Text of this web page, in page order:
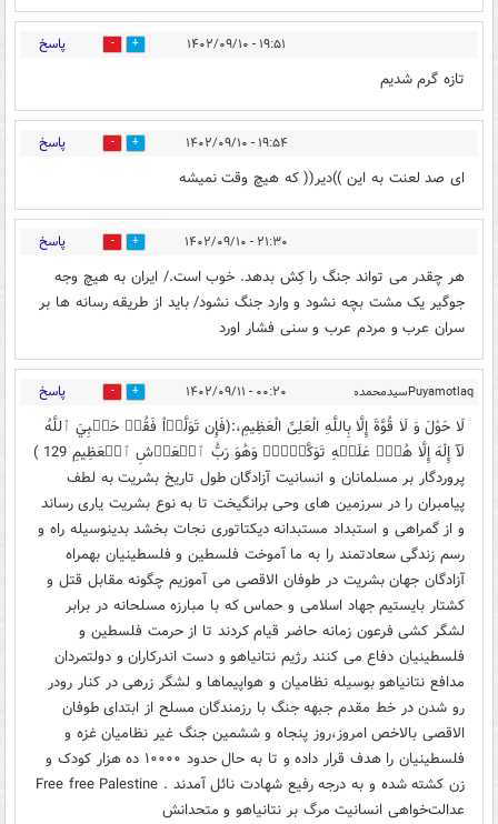
۱۹:۵۱ - ۱۴۰۲/۰۹/۱۰ 0 پاسخ
تازه گرم شدیم
۱۹:۵۴ - ۱۴۰۲/۰۹/۱۰ 0 پاسخ
ای صد لعنت به این ))دیر(( که هیچ وقت نمیشه
۲۱:۳۰ - ۱۴۰۲/۰۹/۱۰ 0 پاسخ
هر چقدر می تواند جنگ را کِش بدهد. خوب است./ ایران به هیچ وجه
جوگیر یک مشت بچه نشود و وارد جنگ نشود/ باید از طریقه رسانه ها بر
سران عرب و مردم عرب و سنی فشار اورد
Puyamotlaqسیدمحمدمهدی ۰۰:۲۰ - ۱۴۰۲/۰۹/۱۱ 0 پاسخ
لَا حَوْلَ وَ لَا قُوَّةَ إِلَّا بِاللَّهِ الْعَلِیِّ الْعَظِیمِ،:(فَإِن تَوَلَّوۡاْ فَقُلۡ حَسۡبِيَ ٱللَّهُ
لَآ إِلَٰهَ إِلَّا هُوَۖ عَلَيۡهِ تَوَكَّلۡتُۖ وَهُوَ رَبُّ ٱلۡعَرۡشِ ٱلۡعَظِيمِ 129 )
پروردگار بر مسلمانان و انسانیت آزادگان طول تاریخ بشریت به لطف
پیامبران را در سرزمین های وحی برانگیخت تا به نوع بشریت یاری رساند
و از گمراهی و استبداد مستبدانه دیکتاتوری نجات بخشد بدینوسیله راه و
رسم زندگی سعادتمند را به ما آموخت فلسطین و فلسطینیان بهمراه
آزادگان جهان بشریت در طوفان الاقصی می آموزیم چگونه مقابل قتل و
کشتار بایستیم جهاد اسلامی و حماس که با مبارزه مسلحانه در برابر
لشگر کشی فرعون زمانه حاضر قیام کردند تا از حرمت فلسطین و
فلسطینیان دفاع می کنند رژیم نتانیاهو و دست اندرکاران و دولتمردان
مدافع نتانیاهو بوسیله نظامیان و هواپیماها و لشگر زرهی در کنار رودر
رو شدن در خط مقدم جبهه جنگ با رزمندگان مسلح از ابتدای طوفان
الاقصی بالاخص امروز،روز پنجاه و ششمین جنگ غیر نظامیان غزه و
فلسطینیان را هدف قرار داده و تا به حال حدود ۱۰۰۰۰ ده هزار کودک و
زن کشته شده و به درجه رفیع شهادت نائل آمدند . Free free Palestine
عدالت‌خواهی انسانیت مرگ بر نتانیاهو و متحدانش